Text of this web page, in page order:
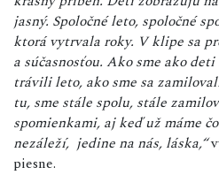
jasný. Spoločné leto, spoločné
ktorá vytrvala roky. V klipe sa
a súčasnosťou. Ako sme ako
trávili leto, ako sme sa
tu, sme stále spolu, stále
spomienkami, aj keď už máme
nezáleží, jedine na nás, láska,“
piesne.